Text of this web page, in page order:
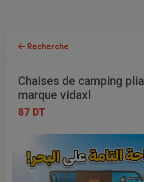
Recherche
Chaises de camping
marque vidaxl
87 DT